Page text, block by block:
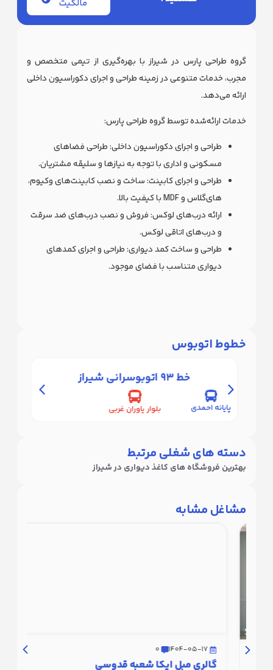
مالکیت
گروه طراحی پارس در شیراز با بهره‌گیری از تیمی متخصص و
مجرب، خدمات متنوعی در زمینه طراحی و اجرای دکوراسیون داخلی
ارائه می‌دهد.
خدمات ارائه‌شده توسط گروه طراحی پارس:
طراحی و اجرای دکوراسیون داخلی: طراحی فضاهای
مسکونی و اداری با توجه به نیازها و سلیقه مشتریان.
طراحی و اجرای کابینت: ساخت و نصب کابینت‌های وکیوم،
های‌گلاس و MDF با کیفیت بالا.
ارائه درب‌های لوکس: فروش و نصب درب‌های ضد سرقت
و درب‌های اتاقی لوکس.
طراحی و ساخت کمد دیواری: طراحی و اجرای کمدهای
دیواری متناسب با فضای موجود.
خطوط اتوبوس
خط 93 اتوبوسرانی شیراز
پایانه احمدی بلوار یاوران غربی
دسته های شغلی مرتبط
بهترین فروشگاه های کاغذ دیواری در شیراز
مشاغل مشابه
1404-05-17
0
گالری مبل ایکا شعبه قدوسی